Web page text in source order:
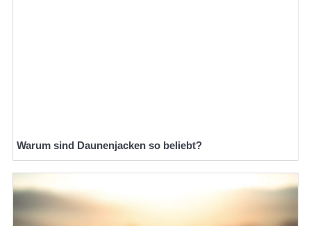
Warum sind Daunenjacken so beliebt?